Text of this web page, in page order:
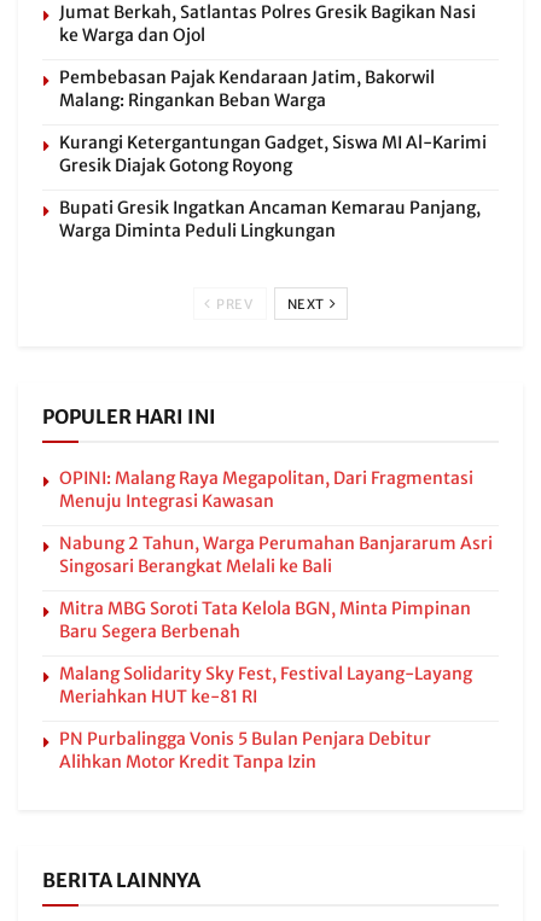
Jumat Berkah, Satlantas Polres Gresik Bagikan Nasi
ke Warga dan Ojol
Pembebasan Pajak Kendaraan Jatim, Bakorwil
Malang: Ringankan Beban Warga
Kurangi Ketergantungan Gadget, Siswa MI Al-Karimi
Gresik Diajak Gotong Royong
Bupati Gresik Ingatkan Ancaman Kemarau Panjang,
Warga Diminta Peduli Lingkungan
PREV NEXT
POPULER HARI INI
OPINI: Malang Raya Megapolitan, Dari Fragmentasi
Menuju Integrasi Kawasan
Nabung 2 Tahun, Warga Perumahan Banjararum Asri
Singosari Berangkat Melali ke Bali
Mitra MBG Soroti Tata Kelola BGN, Minta Pimpinan
Baru Segera Berbenah
Malang Solidarity Sky Fest, Festival Layang-Layang
Meriahkan HUT ke-81 RI
PN Purbalingga Vonis 5 Bulan Penjara Debitur
Alihkan Motor Kredit Tanpa Izin
BERITA LAINNYA